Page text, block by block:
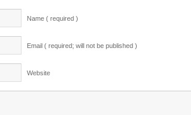
Name ( required )
Email ( required; will not be published )
Website